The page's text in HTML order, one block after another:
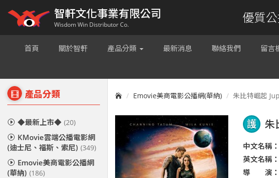
智軒文化事業有限公司
Wisdom Win Distributor Co. 優質
首頁 關於智軒 產品分類 最新消息 聯絡我們 留言
產品分類
◆最新上市◆ (20)
KMovie雲端公播電影網
(迪士尼、福斯、索尼) (349)
Emovie美商電影公播網
(華納) (186)
Emovie美商電影公播網(華納) 朱比特崛起
護 朱
中文名稱：
英文名稱：
導 演：